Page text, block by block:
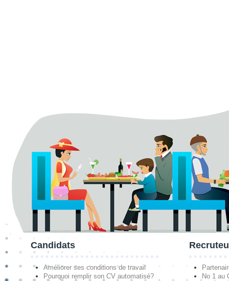
Candidats
Améliorer ses conditions de travail
Pourquoi remplir son CV automatisé?
No 1 au